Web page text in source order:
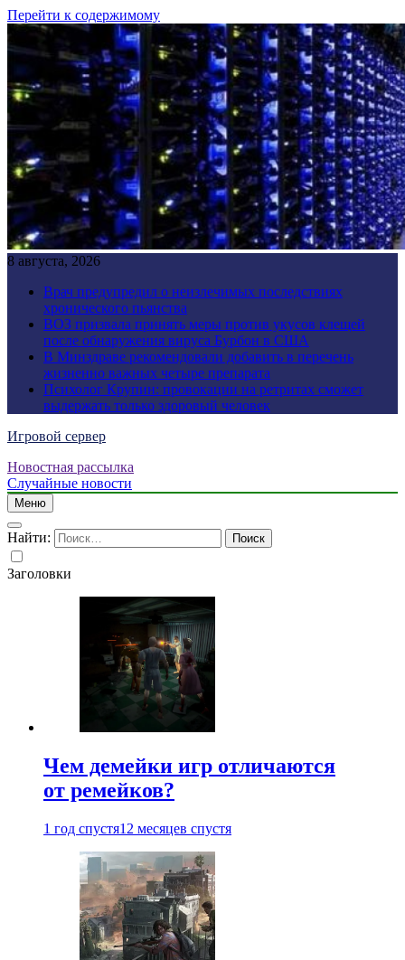
Перейти к содержимому
8 августа, 2026
Врач предупредил о неизлечимых последствиях
хронического пьянства
ВОЗ призвала принять меры против укусов клещей
после обнаружения вируса Бурбон в США
В Минздраве рекомендовали добавить в перечень
жизненно важных четыре препарата
Психолог Крупин: провокации на ретритах сможет
выдержать только здоровый человек
Игровой сервер
Новостная рассылка
Случайные новости
Меню
Найти:
Заголовки
Чем демейки игр отличаются
от ремейков?
1 год спустя12 месяцев спустя